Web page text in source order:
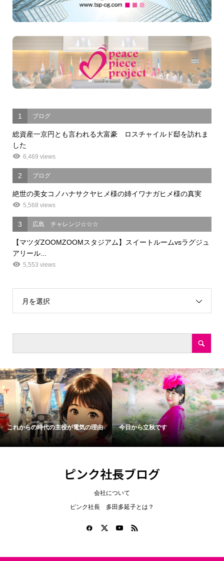
1 ブログ
総資産一京円とも言われる大富豪 ロスチャイルド邸を訪れま
した
6,469 views
2 ブログ
絶世の美女コノハナサクヤヒメ様の姉イワナガヒメ様の真実
5,568 views
3 広島 チャレンジ☆☆☆
【マツダZOOMZOOMスタジアム】スイートルームvsラグジュ
アリール...
5,553 views
月を選択
これからの時代の主役が電気の理由 今日から立秋です
ピンク社長ブログ
会社について
ピンク社長 多田多延子とは？